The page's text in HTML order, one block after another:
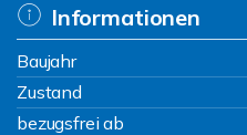
Informationen
Baujahr
Zustand
bezugsfrei ab